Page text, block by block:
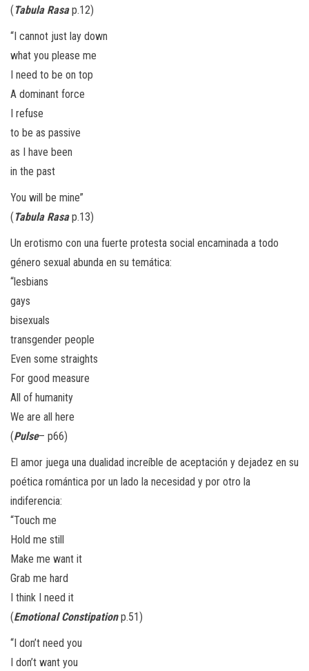
(Tabula Rasap.12)
“I cannot just lay down
what you please me
I need to be on top
A dominant force
I refuse
to be as passive
as I have been
in the past
You will be mine”
(Tabula Rasap.13)
Un erotismo con una fuerte protesta social encaminada a todo
género sexual abunda en su temática:
“lesbians
gays
bisexuals
transgender people
Even some straights
For good measure
All of humanity
We are all here
(Pulse– p66)
El amor juega una dualidad increíble de aceptación y dejadez en su
poética romántica por un lado la necesidad y por otro la
indiferencia:
“Touch me
Hold me still
Make me want it
Grab me hard
I think I need it
(Emotional Constipationp.51)
“I don’t need you
I don’t want you